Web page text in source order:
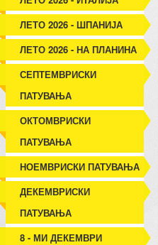
ЛЕТО 2026 - ШПАНИЈА
ЛЕТО 2026 - НА ПЛАНИНА
СЕПТЕМВРИСКИ
ПАТУВАЊА
ОКТОМВРИСКИ
ПАТУВАЊА
НОЕМВРИСКИ ПАТУВАЊА
ДЕКЕМВРИСКИ
ПАТУВАЊА
8 - МИ ДЕКЕМВРИ